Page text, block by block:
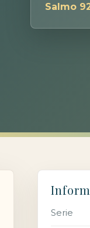
Salmo
Serie